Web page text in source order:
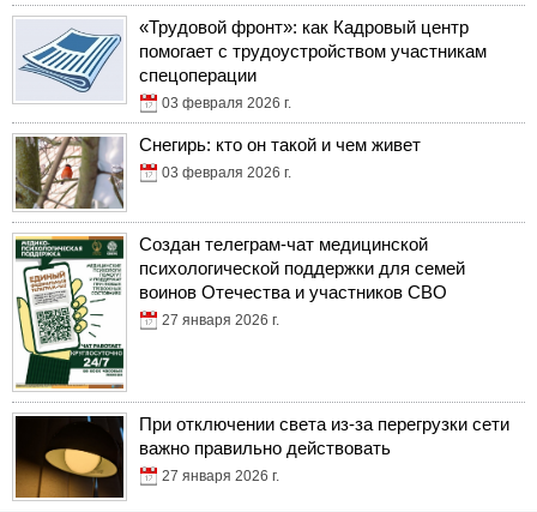
«Трудовой фронт»: как Кадровый центр
помогает с трудоустройством участникам
спецоперации
03 февраля 2026 г.
Снегирь: кто он такой и чем живет
03 февраля 2026 г.
Создан телеграм-чат медицинской
психологической поддержки для семей
воинов Отечества и участников СВО
27 января 2026 г.
При отключении света из-за перегрузки сети
важно правильно действовать
27 января 2026 г.